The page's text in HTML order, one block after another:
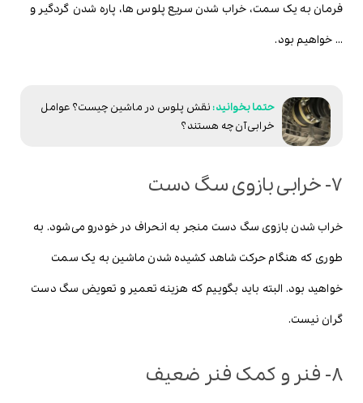
فرمان به یک سمت، خراب شدن سریع پلوس ها، پاره شدن گردگیر و
… خواهیم بود.
نقش پلوس در ماشین چیست؟ عوامل
خرابی آن چه هستند؟
7- خرابی بازوی سگ دست
خراب شدن بازوی سگ دست منجر به انحراف در خودرو می‌شود. به
طوری که هنگام حرکت شاهد کشیده شدن ماشین به یک سمت
خواهید بود. البته باید بگوییم که هزینه تعمیر و تعویض سگ دست
گران نیست.
8- فنر و کمک فنر ضعیف